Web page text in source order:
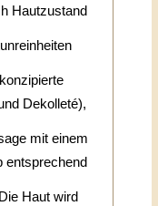
Hautzustand
Dekolleté),
mit einem
entsprechend
Haut wird